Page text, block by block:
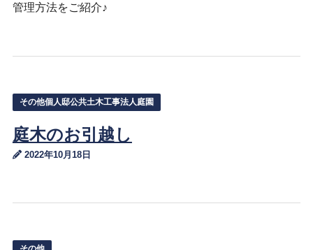
管理方法をご紹介♪
その他個人邸公共土木工事法人庭園
庭木のお引越し
2022年10月18日